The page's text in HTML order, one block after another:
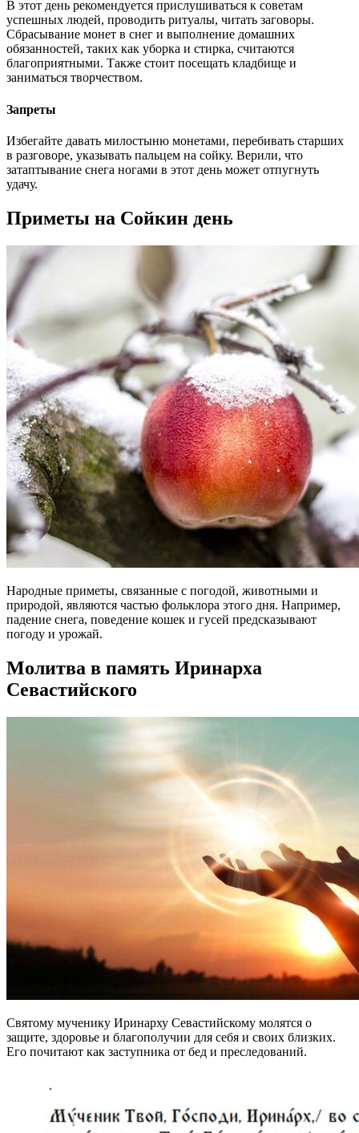
В этот день рекомендуется прислушиваться к советам
успешных людей, проводить ритуалы, читать заговоры.
Сбрасывание монет в снег и выполнение домашних
обязанностей, таких как уборка и стирка, считаются
благоприятными. Также стоит посещать кладбище и
заниматься творчеством.
Запреты
Избегайте давать милостыню монетами, перебивать старших
в разговоре, указывать пальцем на сойку. Верили, что
затаптывание снега ногами в этот день может отпугнуть
удачу.
Приметы на Сойкин день
Народные приметы, связанные с погодой, животными и
природой, являются частью фольклора этого дня. Например,
падение снега, поведение кошек и гусей предсказывают
погоду и урожай.
Молитва в память Иринарха
Севастийского
Святому мученику Иринарху Севастийскому молятся о
защите, здоровье и благополучии для себя и своих близких.
Его почитают как заступника от бед и преследований.